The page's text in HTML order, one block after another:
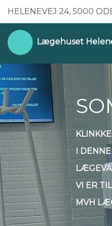
HELENEVEJ 24, 5000
Lægehuset
I
VI ER
MVH